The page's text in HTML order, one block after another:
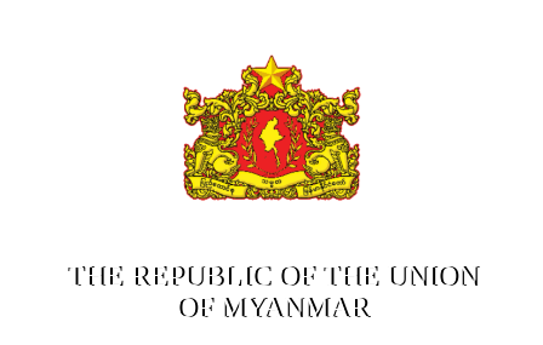
THE REPUBLIC OF THE UNION
OF MYANMAR